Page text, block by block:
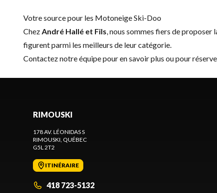
Votre source pour les Motoneige Ski-Doo
Chez André Hallé et Fils , nous sommes fiers de
figurent parmi les meilleurs de leur catégorie.
Contactez notre équipepour en savoir plus ou pour
RIMOUSKI
178 AV. LÉONIDAS S
RIMOUSKI , QUÉBEC
G5L 2T2
ITINÉRAIRE
418 723-5132